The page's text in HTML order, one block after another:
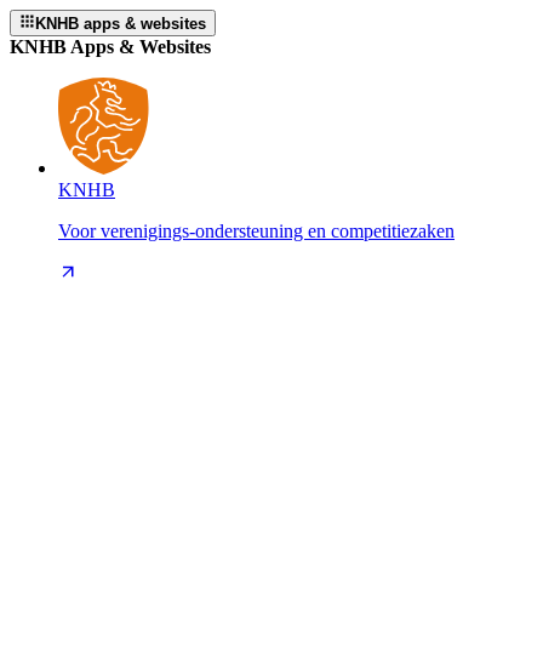
KNHB apps & websites
KNHB Apps & Websites
KNHB
Voor verenigings-ondersteuning en competitiezaken